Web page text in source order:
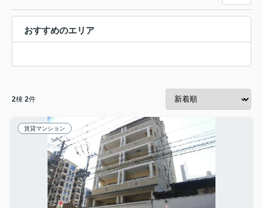
おすすめのエリア
2棟 2件
賃貸マンション